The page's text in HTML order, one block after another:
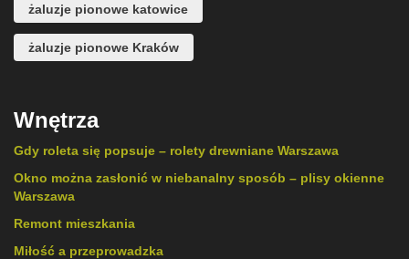
żaluzje pionowe katowice
żaluzje pionowe Kraków
Wnętrza
Gdy roleta się popsuje – rolety drewniane Warszawa
Okno można zasłonić w niebanalny sposób – plisy okienne
Warszawa
Remont mieszkania
Miłość a przeprowadzka